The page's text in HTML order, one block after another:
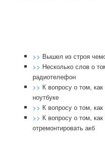
>> Вышел из строя
>> Несколько слов о
радиотелефон
>> К вопросу о том,
ноутбуке
>> К вопросу о том, как
>> К вопросу о том,
отремонтировать акб